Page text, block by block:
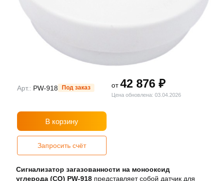
Арт.: PW-918 Под заказ от42 876 ₽
Цена обновлена: 03.04.2026
В корзину
Запросить счёт
Сигнализатор загазованности на монооксид
углерода (СО) PW-918 представляет собой датчик для